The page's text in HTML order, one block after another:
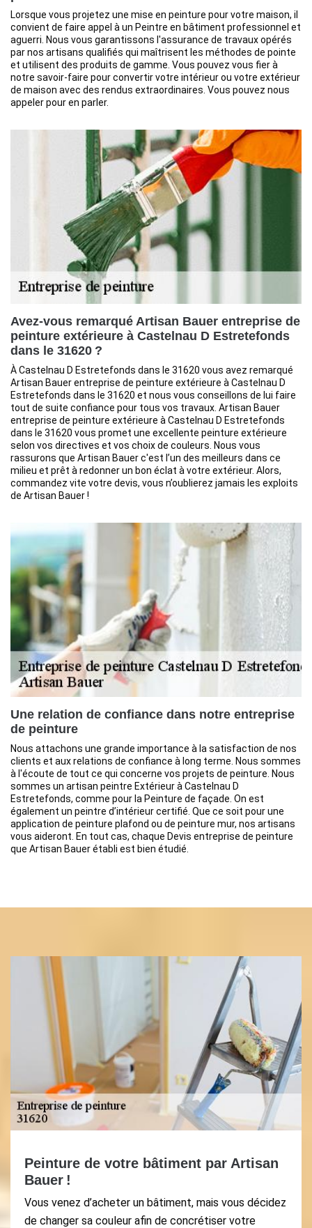
Lorsque vous projetez une mise en peinture pour votre maison, il
convient de faire appel à un Peintre en bâtiment professionnel et
aguerri. Nous vous garantissons l'assurance de travaux opérés
par nos artisans qualifiés qui maîtrisent les méthodes de pointe
et utilisent des produits de gamme. Vous pouvez vous fier à
notre savoir-faire pour convertir votre intérieur ou votre extérieur
de maison avec des rendus extraordinaires. Vous pouvez nous
appeler pour en parler.
Avez-vous remarqué Artisan Bauer entreprise de
peinture extérieure à Castelnau D Estretefonds
dans le 31620 ?
À Castelnau D Estretefonds dans le 31620 vous avez remarqué
Artisan Bauer entreprise de peinture extérieure à Castelnau D
Estretefonds dans le 31620 et nous vous conseillons de lui faire
tout de suite confiance pour tous vos travaux. Artisan Bauer
entreprise de peinture extérieure à Castelnau D Estretefonds
dans le 31620 vous promet une excellente peinture extérieure
selon vos directives et vos choix de couleurs. Nous vous
rassurons que Artisan Bauer c'est l’un des meilleurs dans ce
milieu et prêt à redonner un bon éclat à votre extérieur. Alors,
commandez vite votre devis, vous n’oublierez jamais les exploits
de Artisan Bauer !
Une relation de confiance dans notre entreprise
de peinture
Nous attachons une grande importance à la satisfaction de nos
clients et aux relations de confiance à long terme. Nous sommes
à l'écoute de tout ce qui concerne vos projets de peinture. Nous
sommes un artisan peintre Extérieur à Castelnau D
Estretefonds, comme pour la Peinture de façade. On est
également un peintre d’intérieur certifié. Que ce soit pour une
application de peinture plafond ou de peinture mur, nos artisans
vous aideront. En tout cas, chaque Devis entreprise de peinture
que Artisan Bauer établi est bien étudié.
Peinture de votre bâtiment par Artisan
Bauer !
Vous venez d’acheter un bâtiment, mais vous décidez
de changer sa couleur afin de concrétiser votre